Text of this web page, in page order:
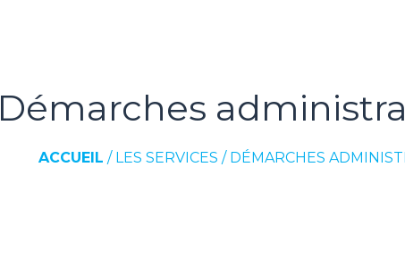
Démarches
ACCUEIL / LES SERVICES / DÉMARCHES